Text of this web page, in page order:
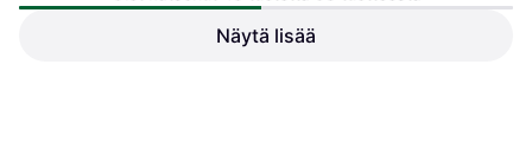
Lastenrattaiden Käsine
Näytä lisää